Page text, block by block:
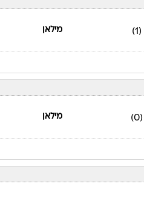
(1) מילאן
(0) מילאן